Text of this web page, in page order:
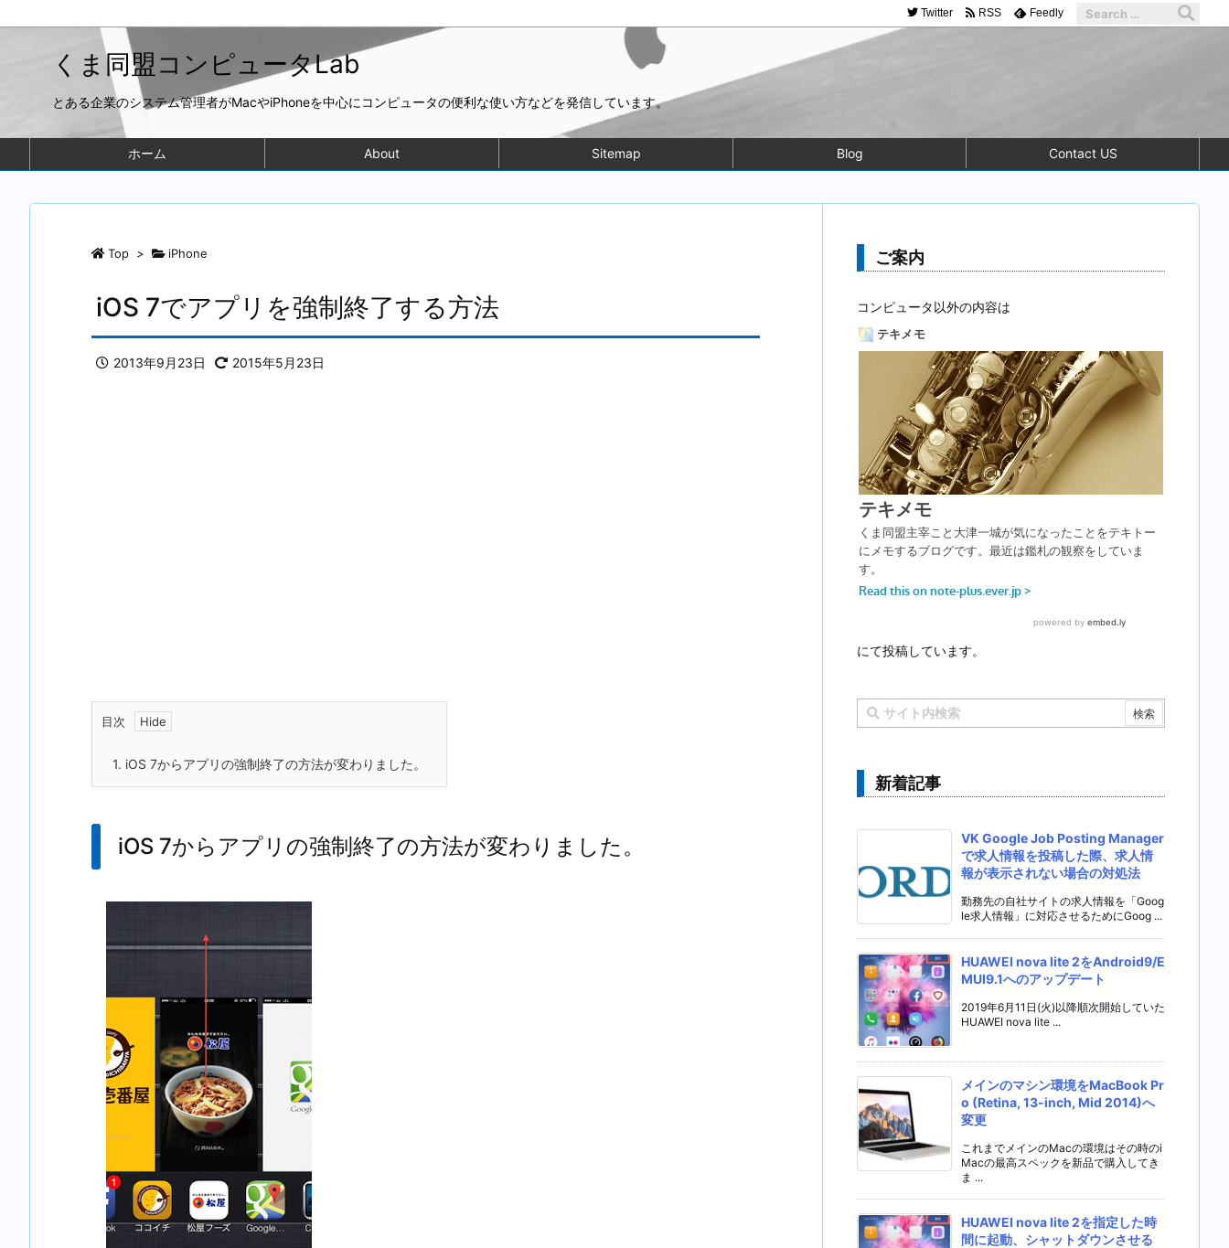
くま同盟コンピュータLab
とある企業のシステム管理者がMacやiPhoneを中心にコンピュータの便利な使い方などを発信しています。
ホーム About Sitemap Blog Contact US
Twitter RSS Feedly
Top > iPhone
iOS 7でアプリを強制終了する方法
2013年9月23日 2015年5月23日
目次
1. iOS 7からアプリの強制終了の方法が変わりました。
iOS 7からアプリの強制終了の方法が変わりました。
ご案内
コンピュータ以外の内容は
にて投稿しています。
新着記事
VK Google Job Posting Manager
で求人情報を投稿した際、求人情
報が表示されない場合の対処法
勤務先の自社サイトの求人情報を「Goog
le求人情報」に対応させるためにGoog ...
HUAWEI nova lite 2をAndroid9/E
MUI9.1へのアップデート
2019年6月11日(火)以降順次開始していた
HUAWEI nova lite ...
メインのマシン環境をMacBook Pr
o (Retina, 13-inch, Mid 2014)へ
変更
これまでメインのMacの環境はその時のi
Macの最高スペックを新品で購入してき
ま ...
HUAWEI nova lite 2を指定した時
間に起動、シャットダウンさせる